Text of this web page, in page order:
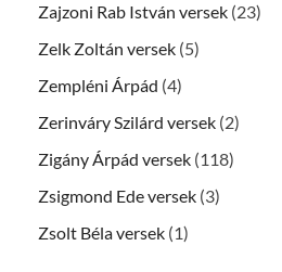
Zajzoni Rab István versek (23)
Zelk Zoltán versek (5)
Zempléni Árpád (4)
Zerinváry Szilárd versek (2)
Zigány Árpád versek (118)
Zsigmond Ede versek (3)
Zsolt Béla versek (1)